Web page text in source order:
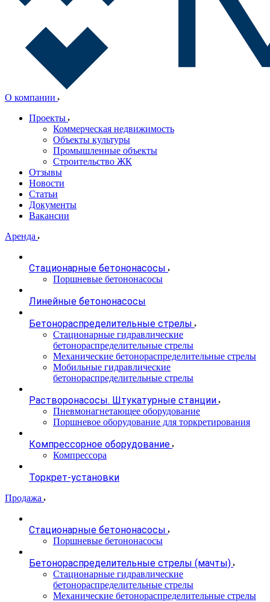
О компании
Проекты
Коммерческая недвижимость
Объекты культуры
Промышленные объекты
Строительство ЖК
Отзывы
Новости
Статьи
Документы
Вакансии
Аренда
Стационарные бетононасосы
Поршневые бетононасосы
Линейные бетононасосы
Бетонораспределительные стрелы
Стационарные гидравлические
бетонораспределительные стрелы
Механические бетонораспределительные стрелы
Мобильные гидравлические
бетонораспределительные стрелы
Растворонасосы. Штукатурные станции
Пневмонагнетающее оборудование
Поршневое оборудование для торкретирования
Компрессорное оборудование
Компрессора
Торкрет-установки
Продажа
Стационарные бетононасосы
Поршневые бетононасосы
Бетонораспределительные стрелы (мачты)
Стационарные гидравлические
бетонораспределительные стрелы
Механические бетонораспределительные стрелы